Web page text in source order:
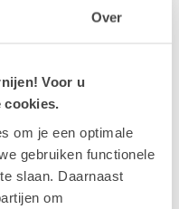
Over
Voor u
cookies.
om je een optimale
gebruiken functionele
slaan. Daarnaast
om
300g